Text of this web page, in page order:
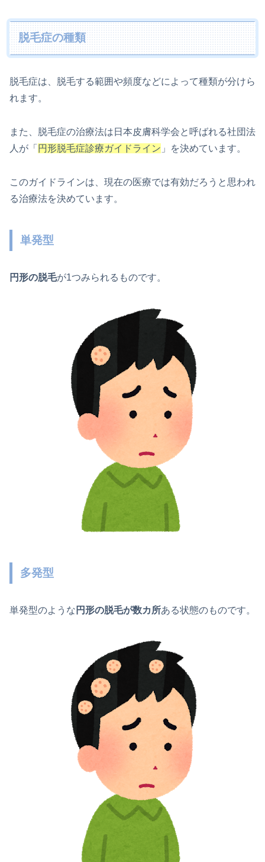
脱毛症の種類
脱毛症は、脱毛する範囲や頻度などによって種類が分けら
れます。
また、脱毛症の治療法は日本皮膚科学会と呼ばれる社団法
人が「 円形脱毛症診療ガイドライン 」を決めています。
このガイドラインは、現在の医療では有効だろうと思われ
る治療法を決めています。
単発型
円形の脱毛が1つみられるものです。
多発型
単発型のような 円形の脱毛が数カ所ある状態のものです。